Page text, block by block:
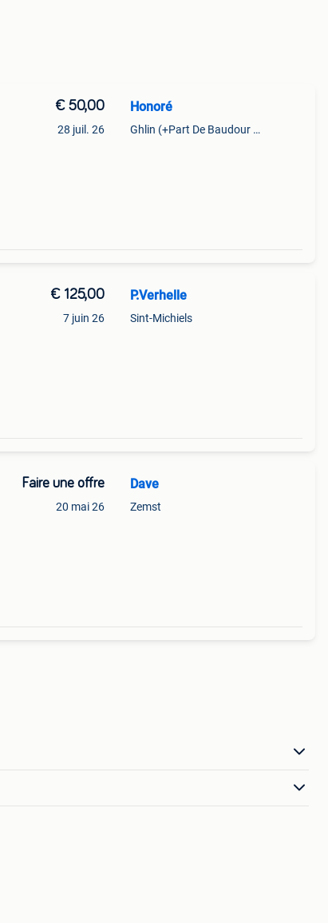
€ 50,00
28 juil. 26
Honoré
Ghlin (+Part De Baudour 1971)
€ 125,00
7 juin 26
P.Verhelle
Sint-Michiels
Faire une offre
20 mai 26
Dave
Zemst